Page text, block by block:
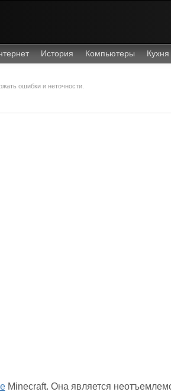
История Компьютеры Кухня
ошибки и неточности.
Minecraft. Она является